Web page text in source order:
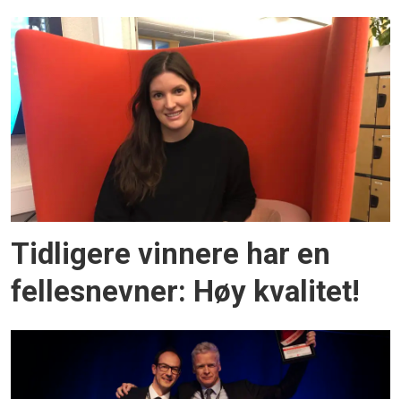
Tidligere vinnere har en
fellesnevner: Høy kvalitet!